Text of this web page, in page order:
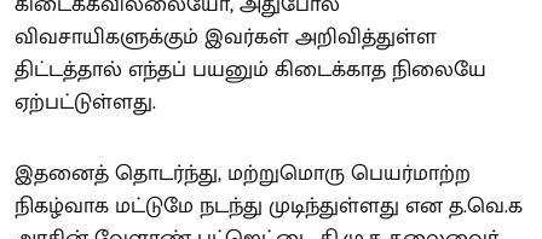
விவசாயிகளுக்கும் இவர்கள் அறிவித்துள்ள
திட்டத்தால் எந்தப் பயனும் கிடைக்காத நிலையே
ஏற்பட்டுள்ளது.
இதனைத் தொடர்ந்து, மற்றுமொரு பெயர்மாற்ற
நிகழ்வாக மட்டுமே நடந்து முடிந்துள்ளது என த.வெ.க